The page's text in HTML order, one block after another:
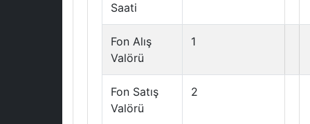
Saati
Fon Alış
Valörü
1
Fon Satış
Valörü
2